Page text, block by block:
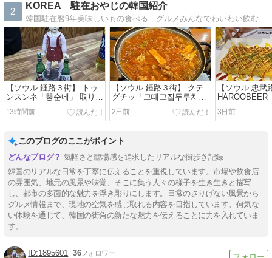
2
KOREA 駐在おやじの韓国紹介
韓国駐在暦9年美味しいもの食べる グルメみんなでわいわい飲むお酒大好きソウルではなく、田舎の生活ならではの韓国を紹介します。グルメ、お酒、ソウル情報、韓国地方…
【ソウル 鍾路３街】 トゥ
ンスンネ「뚱순네」 取り合
えずここで落ち着きます
13時間前
【ソウル 鍾路３街】 クテ
グチッ「그때그집두루치
기」 24h お一人様OK とっ
ても使いやすい韓国食堂で
2日前
【ソウル 忠武
HAROOBEER
어」 お腹いっ
かるめのつま
3日前
このブログのここがポイント
気軽さと臨場感を追求したリアルな街歩き記録
韓国のリアルな日常を丁寧に伝えることを重視しています。市場や飲食店
の雰囲気、地元の風景や味覚、そこに集う人々の様子を生き生きと描写
し、都市の多面的な魅力を浮き彫りにします。日常のさりげない風景から
グルメ情報まで、現地の空気を感じ取れる内容を目指しています。何気な
い体験を通じて、韓国の街角の新たな魅力を伝えることに力を入れていま
す。
1895601 36